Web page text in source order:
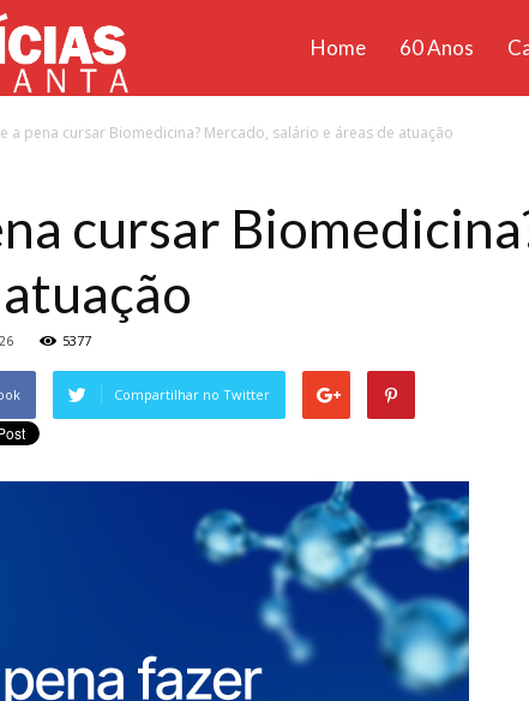
Unisanta
Home 60 Anos
a pena cursar Biomedicina? Mercado, salário e áreas de atuação
cursar
5377
Compartilhar no Twitter